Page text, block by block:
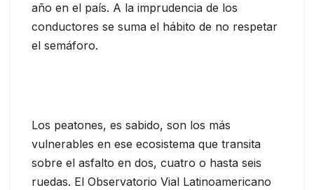
año en el país. A la imprudencia de los
conductores se suma el hábito de no respetar
el semáforo.
Los peatones, es sabido, son los más
vulnerables en ese ecosistema que transita
sobre el asfalto en dos, cuatro o hasta seis
ruedas. El Observatorio Vial Latinoamericano